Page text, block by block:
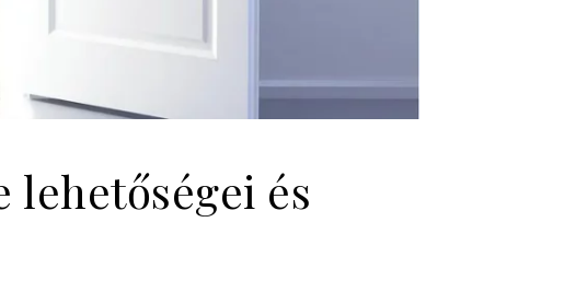
lehetőségei és